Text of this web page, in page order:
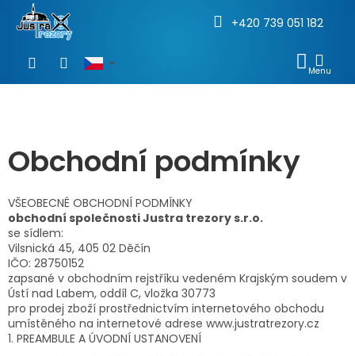
obsah
+420 739 051 182
Obchodní podmínky
VŠEOBECNÉ OBCHODNÍ PODMÍNKY
obchodní společnosti Justra trezory s.r.o.
se sídlem:
Vilsnická 45, 405 02 Děčín
IČO: 28750152
zapsané v obchodním rejstříku vedeném Krajským soudem v
Ústí nad Labem, oddíl C, vložka 30773
pro prodej zboží prostřednictvím internetového obchodu
umístěného na internetové adrese www.justratrezory.cz
1. PREAMBULE A ÚVODNÍ USTANOVENÍ